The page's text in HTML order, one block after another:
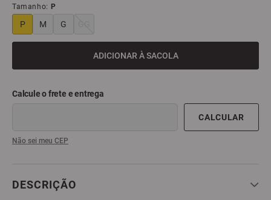
Tamanho: P
P M G
ADICIONAR À SACOLA
Não sei meu CEP
DESCRIÇÃO